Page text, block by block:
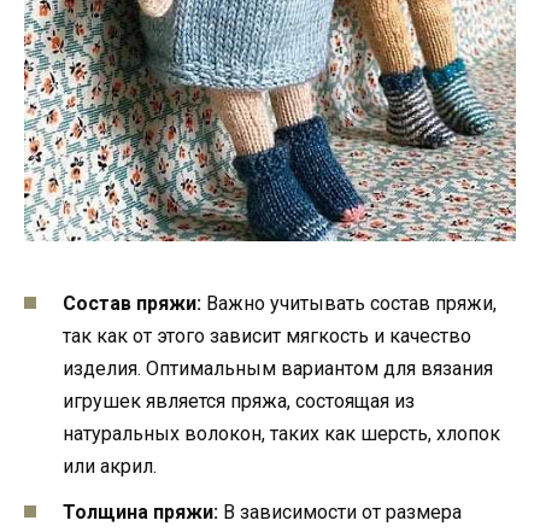
Состав пряжи: Важно учитывать состав пряжи,
так как от этого зависит мягкость и качество
изделия. Оптимальным вариантом для вязания
игрушек является пряжа, состоящая из
натуральных волокон, таких как шерсть, хлопок
или акрил.
Толщина пряжи: В зависимости от размера